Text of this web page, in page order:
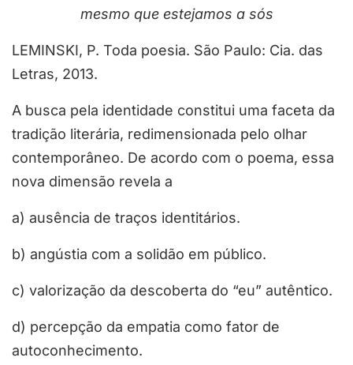
mesmo que estejamos a sós
LEMINSKI, P. Toda poesia. São Paulo: Cia. das
Letras, 2013.
A busca pela identidade constitui uma faceta da
tradição literária, redimensionada pelo olhar
contemporâneo. De acordo com o poema, essa
nova dimensão revela a
a) ausência de traços identitários.
b) angústia com a solidão em público.
c) valorização da descoberta do “eu” autêntico.
d) percepção da empatia como fator de
autoconhecimento.